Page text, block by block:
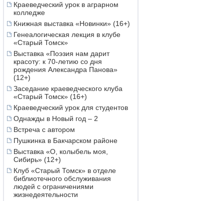
Краеведческий урок в аграрном
колледже
Книжная выставка «Новинки» (16+)
Генеалогическая лекция в клубе
«Старый Томск»
Выставка «Поэзия нам дарит
красоту: к 70-летию со дня
рождения Александра Панова»
(12+)
Заседание краеведческого клуба
«Старый Томск» (16+)
Краеведческий урок для студентов
Однажды в Новый год – 2
Встреча с автором
Пушкинка в Бакчарском районе
Выставка «О, колыбель моя,
Сибирь» (12+)
Клуб «Старый Томск» в отделе
библиотечного обслуживания
людей с ограничениями
жизнедеятельности